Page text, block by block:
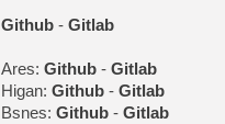
Github - Gitlab
Ares: Github - Gitlab
Higan: Github - Gitlab
Bsnes: Github - Gitlab